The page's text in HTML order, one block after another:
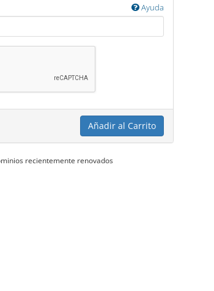
Ayuda
Añadir al Carrito
recientemente renovados